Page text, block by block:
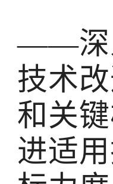
——深
技术
和关
进适